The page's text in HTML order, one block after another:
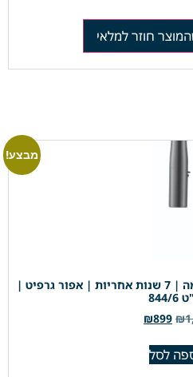
חוזר למלאי
מבצע!
ברז מטבח נשלף | 2 מצבי זרימה | 7 שנות אחריות | אפור גרפיט |
6
₪
₪899
לסל